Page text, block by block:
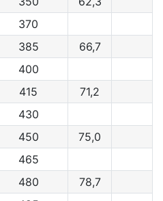
370
385
66,7
400
415
71,2
430
450
75,0
465
480
78,7